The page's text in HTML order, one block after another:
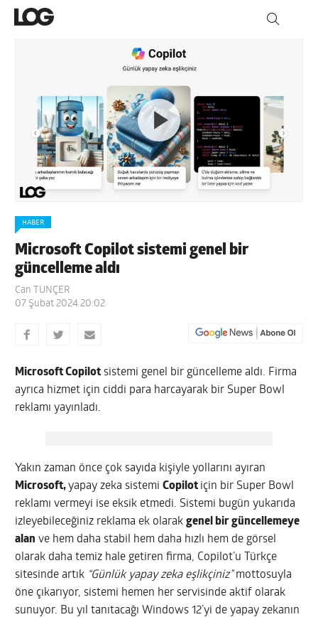
HABER
Microsoft Copilot sistemi genel bir
güncelleme aldı
Can TUNÇER
07 Şubat 2024 20:02
Microsoft Copilot sistemi genel bir güncelleme aldı. Firma
ayrıca hizmet için ciddi para harcayarak bir Super Bowl
reklamı yayınladı.
Yakın zaman önce çok sayıda kişiyle yollarını ayıran
Microsoft,yapay zeka sistemiCopilot için bir Super Bowl
reklamı vermeyi ise eksik etmedi. Sistemi bugün yukarıda
izleyebileceğiniz reklama ek olarakgenel bir güncellemeye
alan ve hem daha stabil hem daha hızlı hem de görsel
olarak daha temiz hale getiren firma, Copilot’u Türkçe
sitesinde artık “Günlük yapay zeka eşlikçiniz”mottosuyla
öne çıkarıyor, sistemi hemen her servisinde aktif olarak
sunuyor. Bu yıl tanıtacağı Windows 12’yi de yapay zekanın